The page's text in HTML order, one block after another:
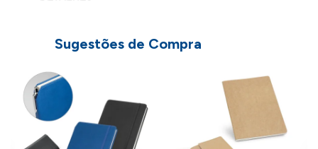
pautadas;
- Dimensões: 143 x 211 mm
- Peso: 255g.
Sugestões de Compra